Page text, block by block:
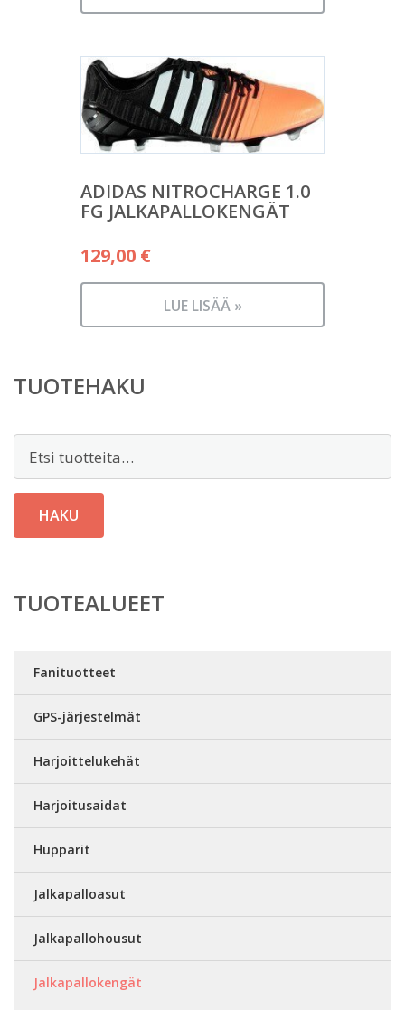
ADIDAS NITROCHARGE 1.0
FG JALKAPALLOKENGÄT
129,00 €
LUE LISÄÄ »
TUOTEHAKU
Etsi:
HAKU
TUOTEALUEET
Fanituotteet
GPS-järjestelmät
Harjoittelukehät
Harjoitusaidat
Hupparit
Jalkapalloasut
Jalkapallohousut
Jalkapallokengät